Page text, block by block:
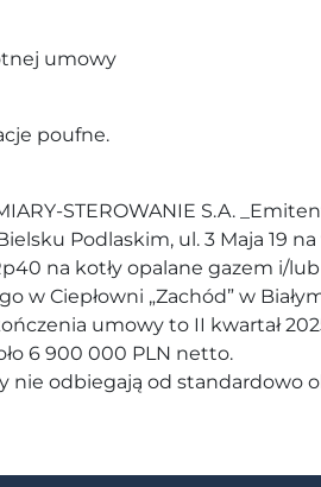
umowy
poufne.
STEROWANIE S.A.
Podlaskim, ul. 3 Maja 19
na kotły opalane gazem i/
w Ciepłowni „Zachód” w
umowy to II kwartał
6 900 000 PLN netto.
nie odbiegają od standardowo